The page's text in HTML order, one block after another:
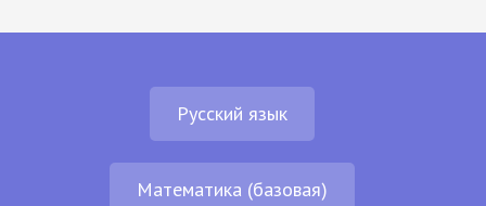
Русский язык
Математика (базовая)